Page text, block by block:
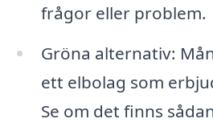
frågor eller problem.
Gröna alternativ:
ett elbolag som
Se om det finns